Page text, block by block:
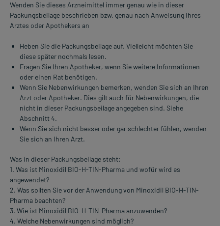
Wenden Sie dieses Arzneimittel immer genau wie in dieser
Packungsbeilage beschrieben bzw. genau nach Anweisung Ihres
Arztes oder Apothekers an
Heben Sie die Packungsbeilage auf. Vielleicht möchten Sie
diese später nochmals lesen.
Fragen Sie Ihren Apotheker, wenn Sie weitere Informationen
oder einen Rat benötigen.
Wenn Sie Nebenwirkungen bemerken, wenden Sie sich an Ihren
Arzt oder Apotheker. Dies gilt auch für Nebenwirkungen, die
nicht in dieser Packungsbeilage angegeben sind. Siehe
Abschnitt 4.
Wenn Sie sich nicht besser oder gar schlechter fühlen, wenden
Sie sich an Ihren Arzt.
Was in dieser Packungsbeilage steht:
1. Was ist Minoxidil BIO-H-TIN-Pharma und wofür wird es
angewendet?
2. Was sollten Sie vor der Anwendung von Minoxidil BIO-H-TIN-
Pharma beachten?
3. Wie ist Minoxidil BIO-H-TIN-Pharma anzuwenden?
4. Welche Nebenwirkungen sind möglich?